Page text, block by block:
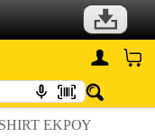
ΕΚΡΟΥ